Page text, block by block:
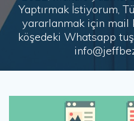
Yaptırmak İstiyorum,
yararlanmak için mail
köşedeki Whatsapp